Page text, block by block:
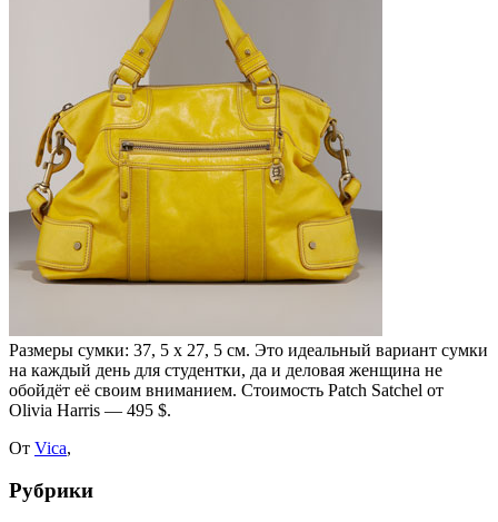
Размеры сумки: 37, 5 х 27, 5 см. Это идеальный вариант сумки
на каждый день для студентки, да и деловая женщина не
обойдёт её своим вниманием. Стоимость Patch Satchel от
Olivia Harris — 495 $.
От Vica,
Рубрики